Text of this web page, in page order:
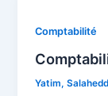
Comptabilité
Yatim,